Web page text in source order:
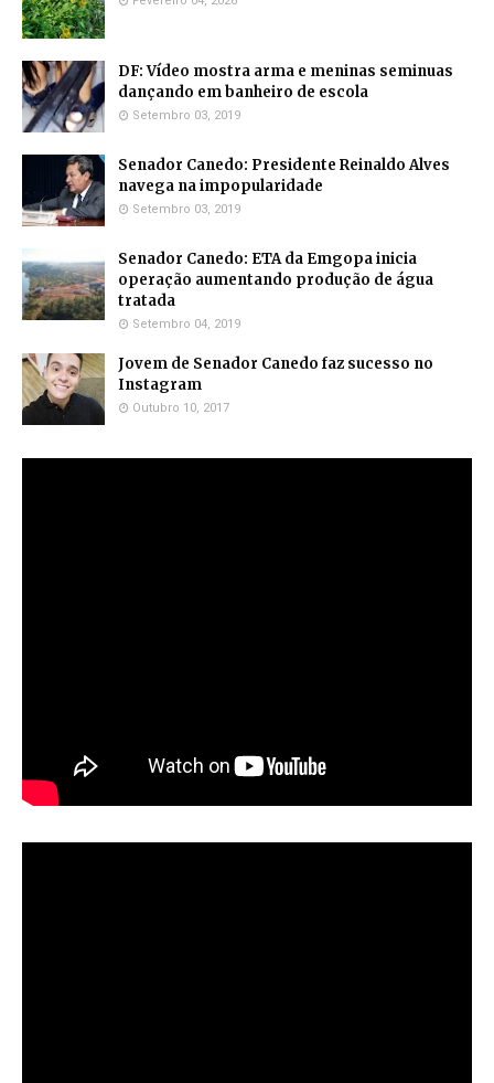
DF: Vídeo mostra arma e meninas seminuas
dançando em banheiro de escola
Setembro 03, 2019
Senador Canedo: Presidente Reinaldo Alves
navega na impopularidade
Setembro 03, 2019
Senador Canedo: ETA da Emgopa inicia
operação aumentando produção de água
tratada
Setembro 04, 2019
Jovem de Senador Canedo faz sucesso no
Instagram
Outubro 10, 2017